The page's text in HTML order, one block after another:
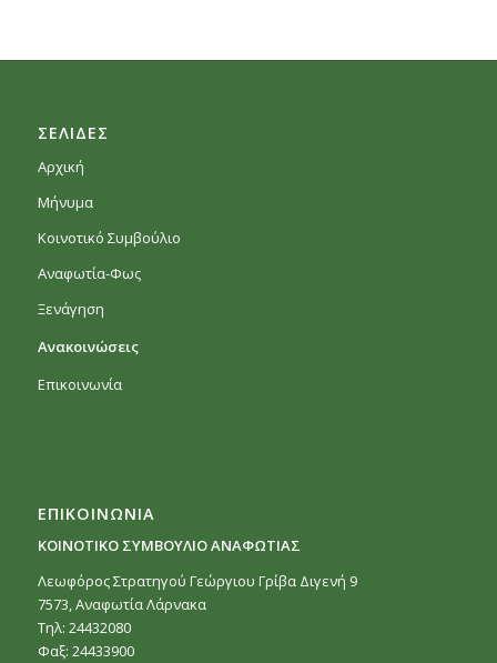
ΣΕΛΙΔΕΣ
Αρχική
Μήνυμα
Κοινοτικό Συμβούλιο
Αναφωτία-Φως
Ξενάγηση
Ανακοινώσεις
Επικοινωνία
ΕΠΙΚΟΙΝΩΝΙΑ
ΚΟΙΝΟΤΙΚΟ ΣΥΜΒΟΥΛΙΟ ΑΝΑΦΩΤΙΑΣ
Λεωφόρος Στρατηγού Γεώργιου Γρίβα Διγενή 9
7573, Αναφωτία Λάρνακα
Τηλ: 24432080
Φαξ: 24433900